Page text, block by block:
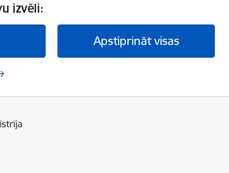
izvēli:
Apstiprināt visas